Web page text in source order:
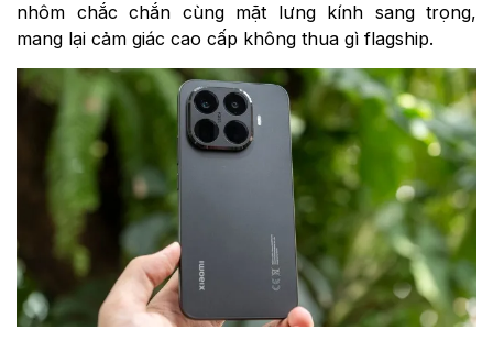
nhôm chắc chắn cùng mặt lưng kính sang trọng,
mang lại cảm giác cao cấp không thua gì flagship.